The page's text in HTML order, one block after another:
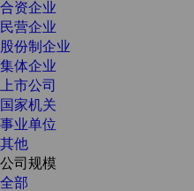
合资企业
民营企业
股份制企业
集体企业
上市公司
国家机关
事业单位
其他
公司规模
全部